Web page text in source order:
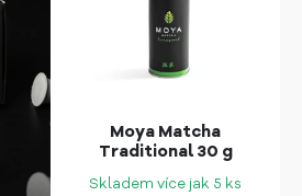
Moya Matcha
Traditional 30 g
Skladem více jak 5 ks